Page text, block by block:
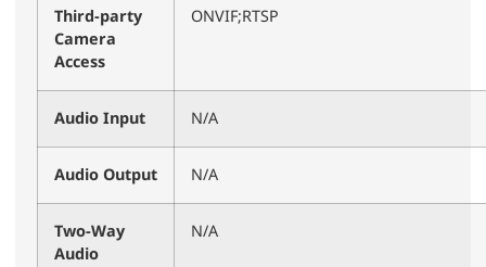
Third-party
Camera
Access
ONVIF;RTSP
Audio Input N/A
Audio Output N/A
Two-Way
Audio
N/A